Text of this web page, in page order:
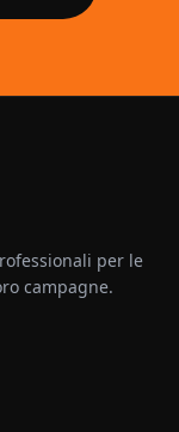
per le
campagne.